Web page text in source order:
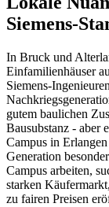
Siemens-
In Bruck und
Einfamilienhäuser
Siemens-
gutem baulichen
Bausubstanz - aber
Campus in
Generation
Campus arbeiten,
starken
zu fairen Preisen